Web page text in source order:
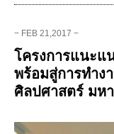
− FEB 21,2017 −
โครงการแนะแ
พร้อมสู่การทำง
ศิลปศาสตร์ มห